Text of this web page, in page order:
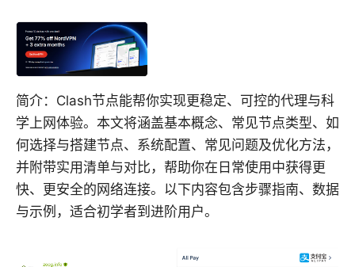
简介：Clash节点能帮你实现更稳定、可控的代理与科
学上网体验。本文将涵盖基本概念、常见节点类型、如
何选择与搭建节点、系统配置、常见问题及优化方法，
并附带实用清单与对比，帮助你在日常使用中获得更
快、更安全的网络连接。以下内容包含步骤指南、数据
与示例，适合初学者到进阶用户。